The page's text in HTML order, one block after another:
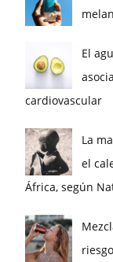
El
cardiovascular
La
el
África, según